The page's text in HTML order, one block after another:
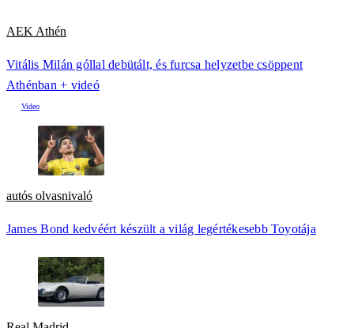
AEK Athén
Vitális Milán góllal debütált, és furcsa helyzetbe csöppent
Athénban + videó
autós olvasnivaló
James Bond kedvéért készült a világ legértékesebb Toyotája